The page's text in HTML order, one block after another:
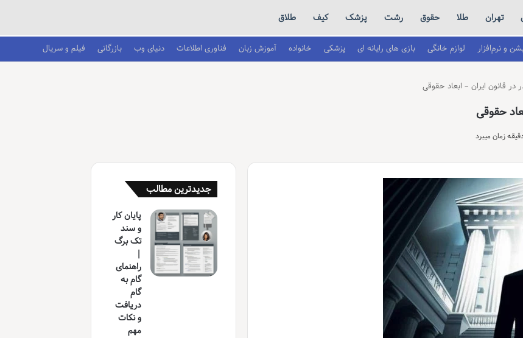
تهران طلا حقوق رشت پزشک کیف طلاق
و نرم‌افزار لوازم خانگی بازی های رایانه ای پزشکی خانواده آموزش زبان فناوری اطلاعات دنیای وب بازرگانی فیلم و سریال
قانون ایران – ابعاد حقوقی
حقوقی
جدیدترین مطالب
پایان کار
و سند
تک برگ
|
راهنمای
گام به
گام
دریافت
و نکات
مهم